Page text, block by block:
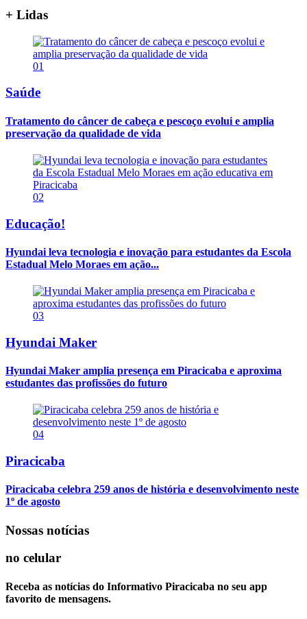
+ Lidas
01
Saúde
Tratamento do câncer de cabeça e pescoço evolui e amplia
preservação da qualidade de vida
02
Educação!
Hyundai leva tecnologia e inovação para estudantes da Escola
Estadual Melo Moraes em ação...
03
Hyundai Maker
Hyundai Maker amplia presença em Piracicaba e aproxima
estudantes das profissões do futuro
04
Piracicaba
Piracicaba celebra 259 anos de história e desenvolvimento neste
1º de agosto
Nossas notícias
no celular
Receba as notícias do Informativo Piracicaba no seu app
favorito de mensagens.